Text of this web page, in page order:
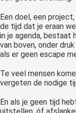
Een doel, een
de tijd dat je eraan
in je agenda, bestaat
van boven, onder
als er geen escape
Te veel mensen
vergeten de nodige
En als je geen tijd